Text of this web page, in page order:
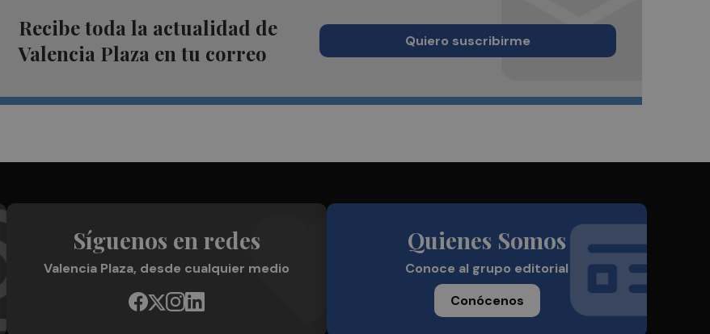
Recibe toda la actualidad de
Valencia Plaza en tu correo
Quiero suscribirme
Síguenos en redes
Valencia Plaza, desde cualquier medio
Quienes Somos
Conoce al grupo editorial
Conócenos